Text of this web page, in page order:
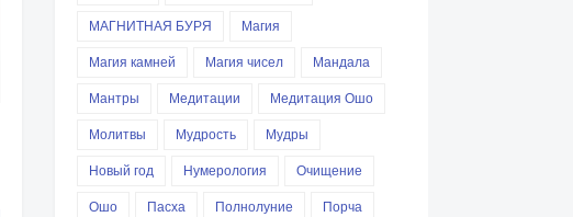
МАГНИТНАЯ БУРЯ
Магия
Магия камней
Магия чисел
Мандала
Мантры
Медитации
Медитация Ошо
Молитвы
Мудрость
Мудры
Новый год
Нумерология
Очищение
Ошо
Пасха Полнолуние
Порча